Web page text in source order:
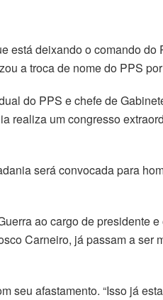
deixando o comando
a troca de nome do PPS
do PPS e chefe de
realiza um congresso
será convocada para
ao cargo de presidente
Carneiro, já passam a ser
seu afastamento. “Isso já